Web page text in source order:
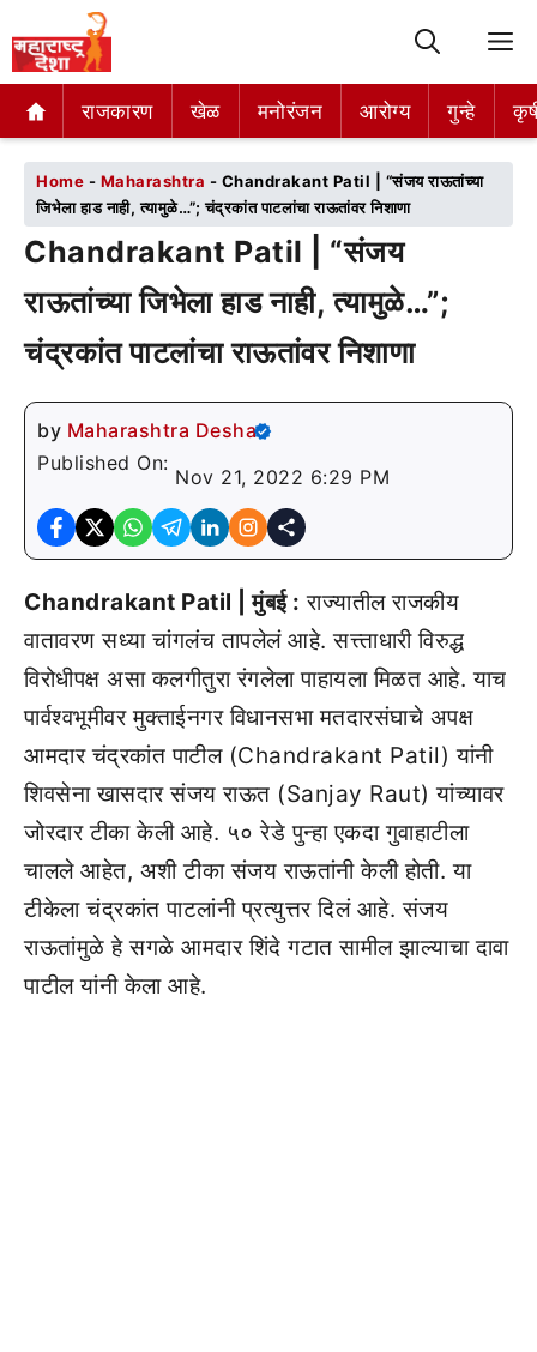
राजकारण खेळ मनोरंजन आरोग्य गुन्हे
राजकारण खेळ मनोरंजन आरोग्य गुन्हे
Home - Maharashtra - Chandrakant Patil | “संजय राऊतांच्या
जिभेला हाड नाही, त्यामुळे…”; चंद्रकांत पाटलांचा राऊतांवर निशाणा
Chandrakant Patil | “संजय
राऊतांच्या जिभेला हाड नाही, त्यामुळे…”;
चंद्रकांत पाटलांचा राऊतांवर निशाणा
by Maharashtra Desha
Published On:
Nov 21, 2022 6:29 PM
Chandrakant Patil | मुंबई : राज्यातील राजकीय
वातावरण सध्या चांगलंच तापलेलं आहे. सत्त्ताधारी विरुद्ध
विरोधीपक्ष असा कलगीतुरा रंगलेला पाहायला मिळत आहे. याच
पार्वश्वभूमीवर मुक्ताईनगर विधानसभा मतदारसंघाचे अपक्ष
आमदार चंद्रकांत पाटील (Chandrakant Patil) यांनी
शिवसेना खासदार संजय राऊत (Sanjay Raut) यांच्यावर
जोरदार टीका केली आहे. ५० रेडे पुन्हा एकदा गुवाहाटीला
चालले आहेत, अशी टीका संजय राऊतांनी केली होती. या
टीकेला चंद्रकांत पाटलांनी प्रत्युत्तर दिलं आहे. संजय
राऊतांमुळे हे सगळे आमदार शिंदे गटात सामील झाल्याचा दावा
पाटील यांनी केला आहे.